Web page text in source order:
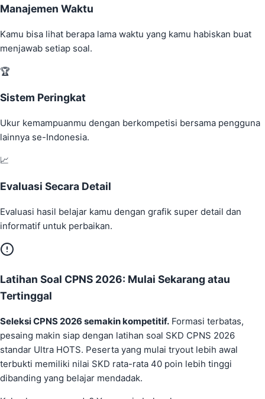
Manajemen Waktu
Kamu bisa lihat berapa lama waktu yang kamu habiskan buat
menjawab setiap soal.
🏆
Sistem Peringkat
Ukur kemampuanmu dengan berkompetisi bersama pengguna
lainnya se-Indonesia.
📈
Evaluasi Secara Detail
Evaluasi hasil belajar kamu dengan grafik super detail dan
informatif untuk perbaikan.
Latihan Soal CPNS 2026: Mulai Sekarang atau
Tertinggal
Seleksi CPNS 2026 semakin kompetitif. Formasi terbatas,
pesaing makin siap dengan latihan soal SKD CPNS 2026
standar Ultra HOTS. Peserta yang mulai tryout lebih awal
terbukti memiliki nilai SKD rata-rata 40 poin lebih tinggi
dibanding yang belajar mendadak.